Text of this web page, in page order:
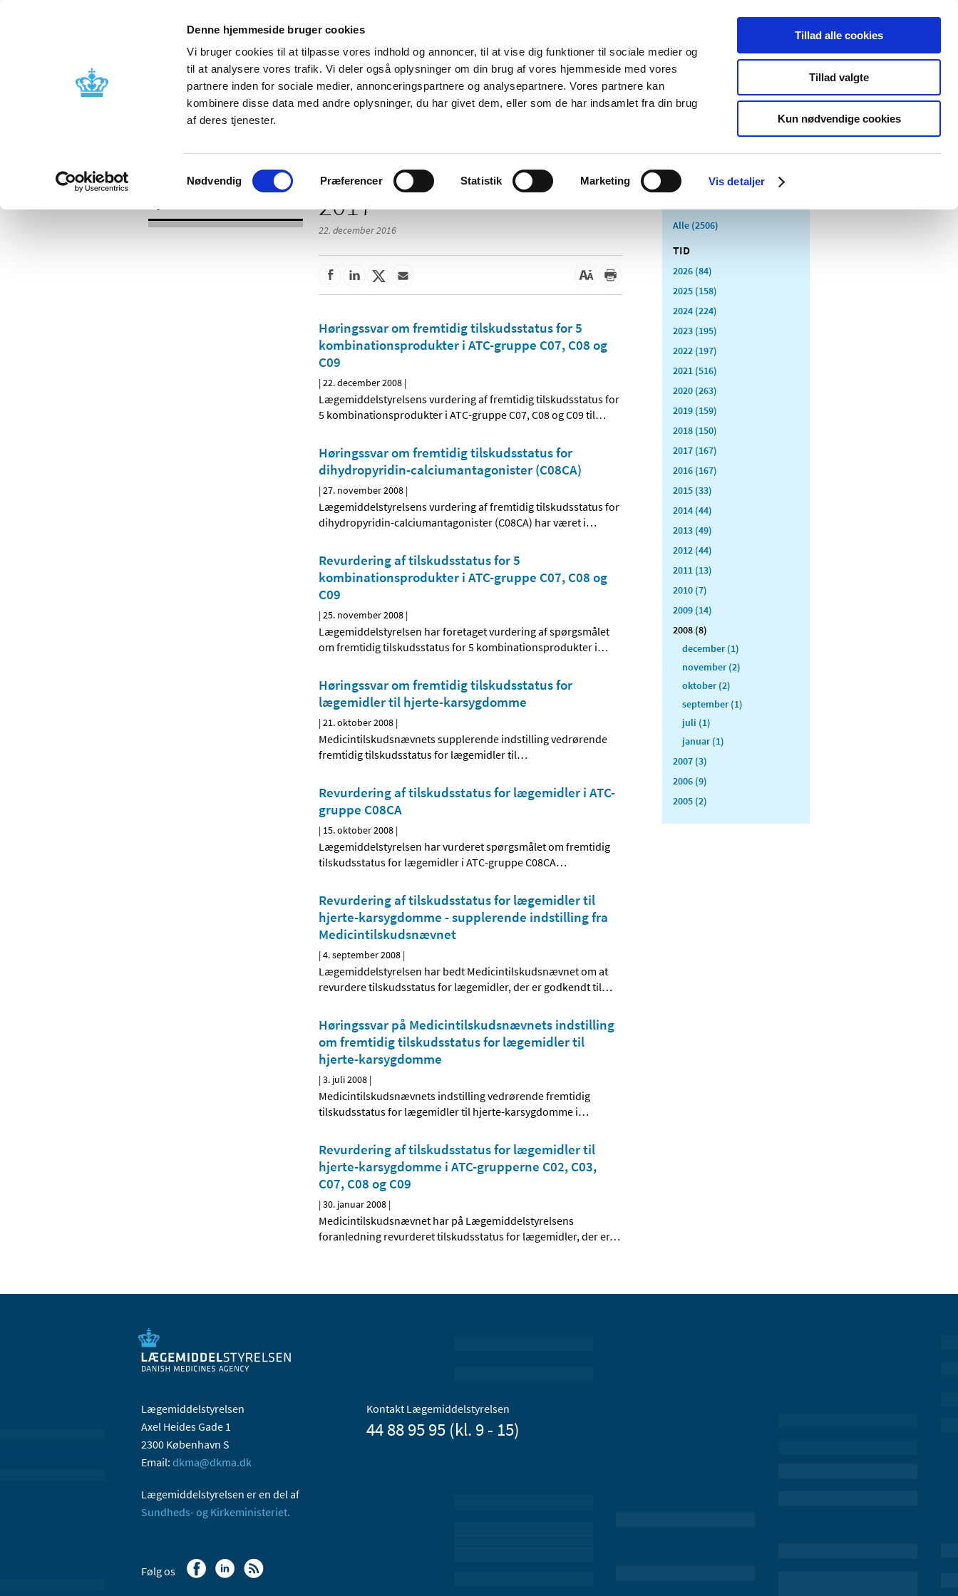
Denne hjemmeside bruger cookies
Vi bruger cookies til at tilpasse vores indhold og annoncer, til at vise dig funktioner til sociale medier og
til at analysere vores trafik. Vi deler også oplysninger om din brug af vores hjemmeside med vores
partnere inden for sociale medier, annonceringspartnere og analysepartnere. Vores partnere kan
kombinere disse data med andre oplysninger, du har givet dem, eller som de har indsamlet fra din brug
af deres tjenester.
Samtykkevalg
Nødvendig Præferencer Statistik Marketing Vis detaljer
Tillad alle cookies
Tillad valgte
Kun nødvendige cookies
Nyheder Om os Kontakt Udgivelser
Godkendelse og
Bivirkninger og
produktinformation
Tilskud og
Apoteker og salg af
Medicinsk
Særlige
produktområder
2017
22. december 2016
Høringssvar om fremtidig tilskudsstatus for 5
kombinationsprodukter i ATC-gruppe C07, C08 og
C09
|22. december 2008 |
Lægemiddelstyrelsens vurdering af fremtidig tilskudsstatus for
5 kombinationsprodukter i ATC-gruppe C07, C08 og C09 til…
Høringssvar om fremtidig tilskudsstatus for
dihydropyridin-calciumantagonister (C08CA)
|27. november 2008 |
Lægemiddelstyrelsens vurdering af fremtidig tilskudsstatus for
dihydropyridin-calciumantagonister (C08CA) har været i…
Revurdering af tilskudsstatus for 5
kombinationsprodukter i ATC-gruppe C07, C08 og
C09
|25. november 2008 |
Lægemiddelstyrelsen har foretaget vurdering af spørgsmålet
om fremtidig tilskudsstatus for 5 kombinationsprodukter i…
Høringssvar om fremtidig tilskudsstatus for
lægemidler til hjerte-karsygdomme
|21. oktober 2008 |
Medicintilskudsnævnets supplerende indstilling vedrørende
fremtidig tilskudsstatus for lægemidler til…
Revurdering af tilskudsstatus for lægemidler i ATC-
gruppe C08CA
| 15. oktober 2008 |
Lægemiddelstyrelsen har vurderet spørgsmålet om fremtidig
tilskudsstatus for lægemidler i ATC-gruppe C08CA…
Revurdering af tilskudsstatus for lægemidler til
hjerte-karsygdomme - supplerende indstilling fra
Medicintilskudsnævnet
|4. september 2008 |
Lægemiddelstyrelsen har bedt Medicintilskudsnævnet om at
revurdere tilskudsstatus for lægemidler, der er godkendt til…
Høringssvar på Medicintilskudsnævnets indstilling
om fremtidig tilskudsstatus for lægemidler til
hjerte-karsygdomme
|3. juli 2008 |
Medicintilskudsnævnets indstilling vedrørende fremtidig
tilskudsstatus for lægemidler til hjerte-karsygdomme i…
Revurdering af tilskudsstatus for lægemidler til
hjerte-karsygdomme i ATC-grupperne C02, C03,
C07, C08 og C09
|30. januar 2008 |
Medicintilskudsnævnet har på Lægemiddelstyrelsens
foranledning revurderet tilskudsstatus for lægemidler, der er…
Alle (2506)
TID
2026 (84)
2025 (158)
2024 (224)
2023 (195)
2022 (197)
2021 (516)
2020 (263)
2019 (159)
2018 (150)
2017 (167)
2016 (167)
2015 (33)
2014 (44)
2013 (49)
2012 (44)
2011 (13)
2010 (7)
2009 (14)
2008 (8)
december (1)
november (2)
oktober (2)
september (1)
juli (1)
januar (1)
2007 (3)
2006 (9)
2005 (2)
Lægemiddelstyrelsen
Axel Heides Gade 1
2300 København S
Email: dkma@dkma.dk
Lægemiddelstyrelsen er en del af
Sundheds- og Kirkeministeriet.
Kontakt Lægemiddelstyrelsen
44 88 95 95 (kl. 9 - 15)
Følg os